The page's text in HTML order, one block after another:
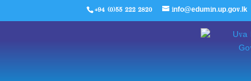
+94 (0)55 222 2820 info@edumin.up.gov.lk